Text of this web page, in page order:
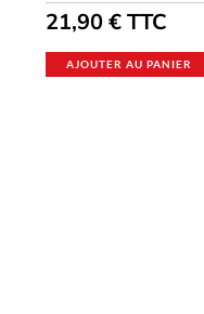
21,90€ TTC
AJOUTER AU PANIER